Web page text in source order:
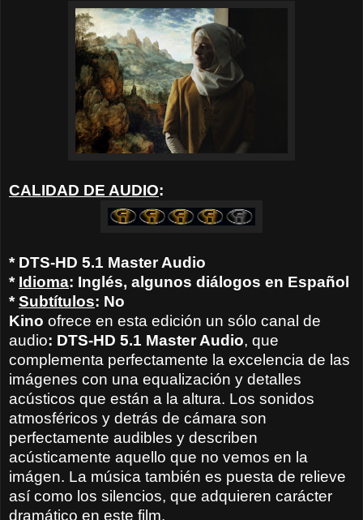
CALIDAD DE AUDIO:
* DTS-HD 5.1 Master Audio
* Idioma: Inglés, algunos diálogos en Español
*Subtítulos: No
Kino ofrece en esta edición un sólo canal de
audio: DTS-HD 5.1 Master Audio, que
complementa perfectamente la excelencia de las
imágenes con una equalización y detalles
acústicos que están a la altura. Los sonidos
atmosféricos y detrás de cámara son
perfectamente audibles y describen
acústicamente aquello que no vemos en la
imágen. La música también es puesta de relieve
así como los silencios, que adquieren carácter
dramático en este film.